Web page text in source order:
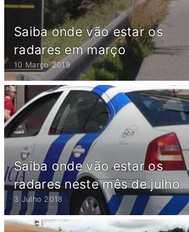
Saiba onde vão estar os
radares em março
10 Março 2019
Saiba onde vão estar os
radares neste mês de julho
3 Julho 2018